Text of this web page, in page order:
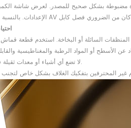
● لا تضع أي أشياء أو معدات ثقيلة فوق الجهاز.